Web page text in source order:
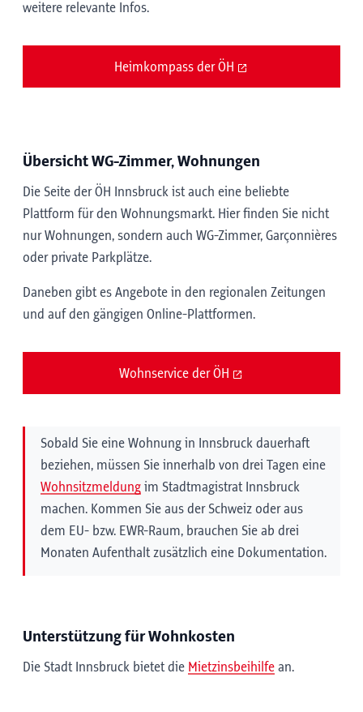
weitere relevante Infos.
Heimkompass der ÖH
Übersicht WG-Zimmer, Wohnungen
Die Seite der ÖH Innsbruck ist auch eine beliebte
Plattform für den Wohnungsmarkt. Hier finden Sie nicht
nur Wohnungen, sondern auch WG-Zimmer, Garçonnières
oder private Parkplätze.
Daneben gibt es Angebote in den regionalen Zeitungen
und auf den gängigen Online-Plattformen.
Wohnservice der ÖH
Sobald Sie eine Wohnung in Innsbruck dauerhaft
beziehen, müssen Sie innerhalb von drei Tagen eine
Wohnsitzmeldung im Stadtmagistrat Innsbruck
machen. Kommen Sie aus der Schweiz oder aus
dem EU- bzw. EWR-Raum, brauchen Sie ab drei
Monaten Aufenthalt zusätzlich eine Dokumentation.
Unterstützung für Wohnkosten
Die Stadt Innsbruck bietet die Mietzinsbeihilfe an.